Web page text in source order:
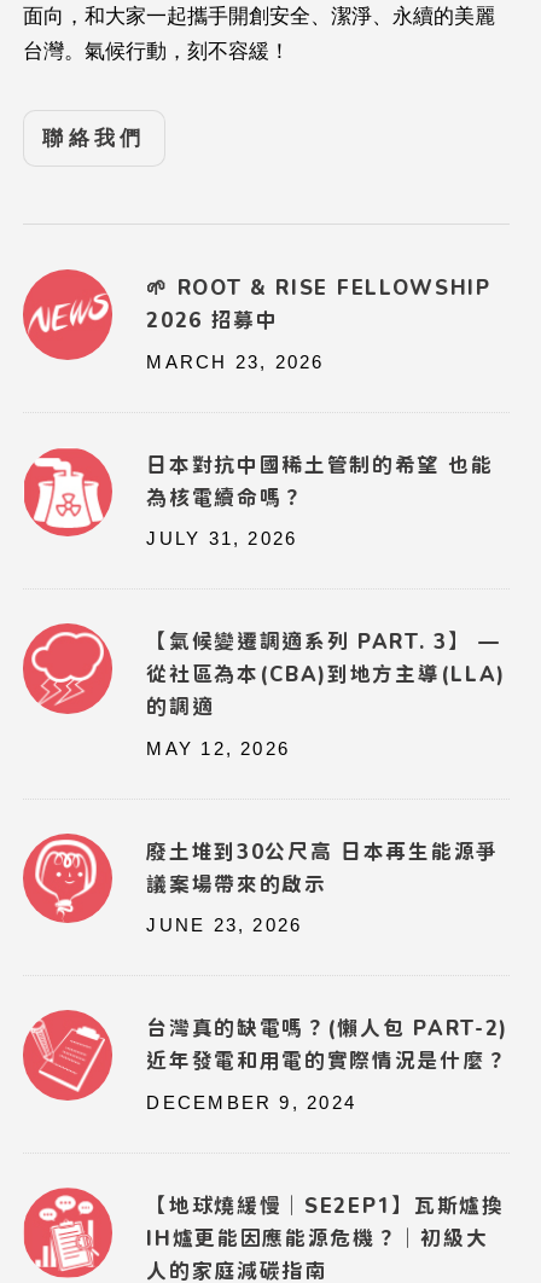
面向，和大家一起攜手開創安全、潔淨、永續的美麗
台灣。氣候行動，刻不容緩！
聯絡我們
🌱 ROOT & RISE FELLOWSHIP
2026 招募中
MARCH 23, 2026
日本對抗中國稀土管制的希望 也能
為核電續命嗎？
JULY 31, 2026
【氣候變遷調適系列 PART. 3】 —
從社區為本(CBA)到地方主導(LLA)
的調適
MAY 12, 2026
廢土堆到30公尺高 日本再生能源爭
議案場帶來的啟示
JUNE 23, 2026
台灣真的缺電嗎？(懶人包 PART-2)
近年發電和用電的實際情況是什麼？
DECEMBER 9, 2024
【地球燒緩慢｜SE2EP1】瓦斯爐換
IH爐更能因應能源危機？｜初級大
人的家庭減碳指南